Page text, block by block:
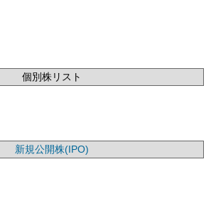
個別株リスト
新規公開株(IPO)